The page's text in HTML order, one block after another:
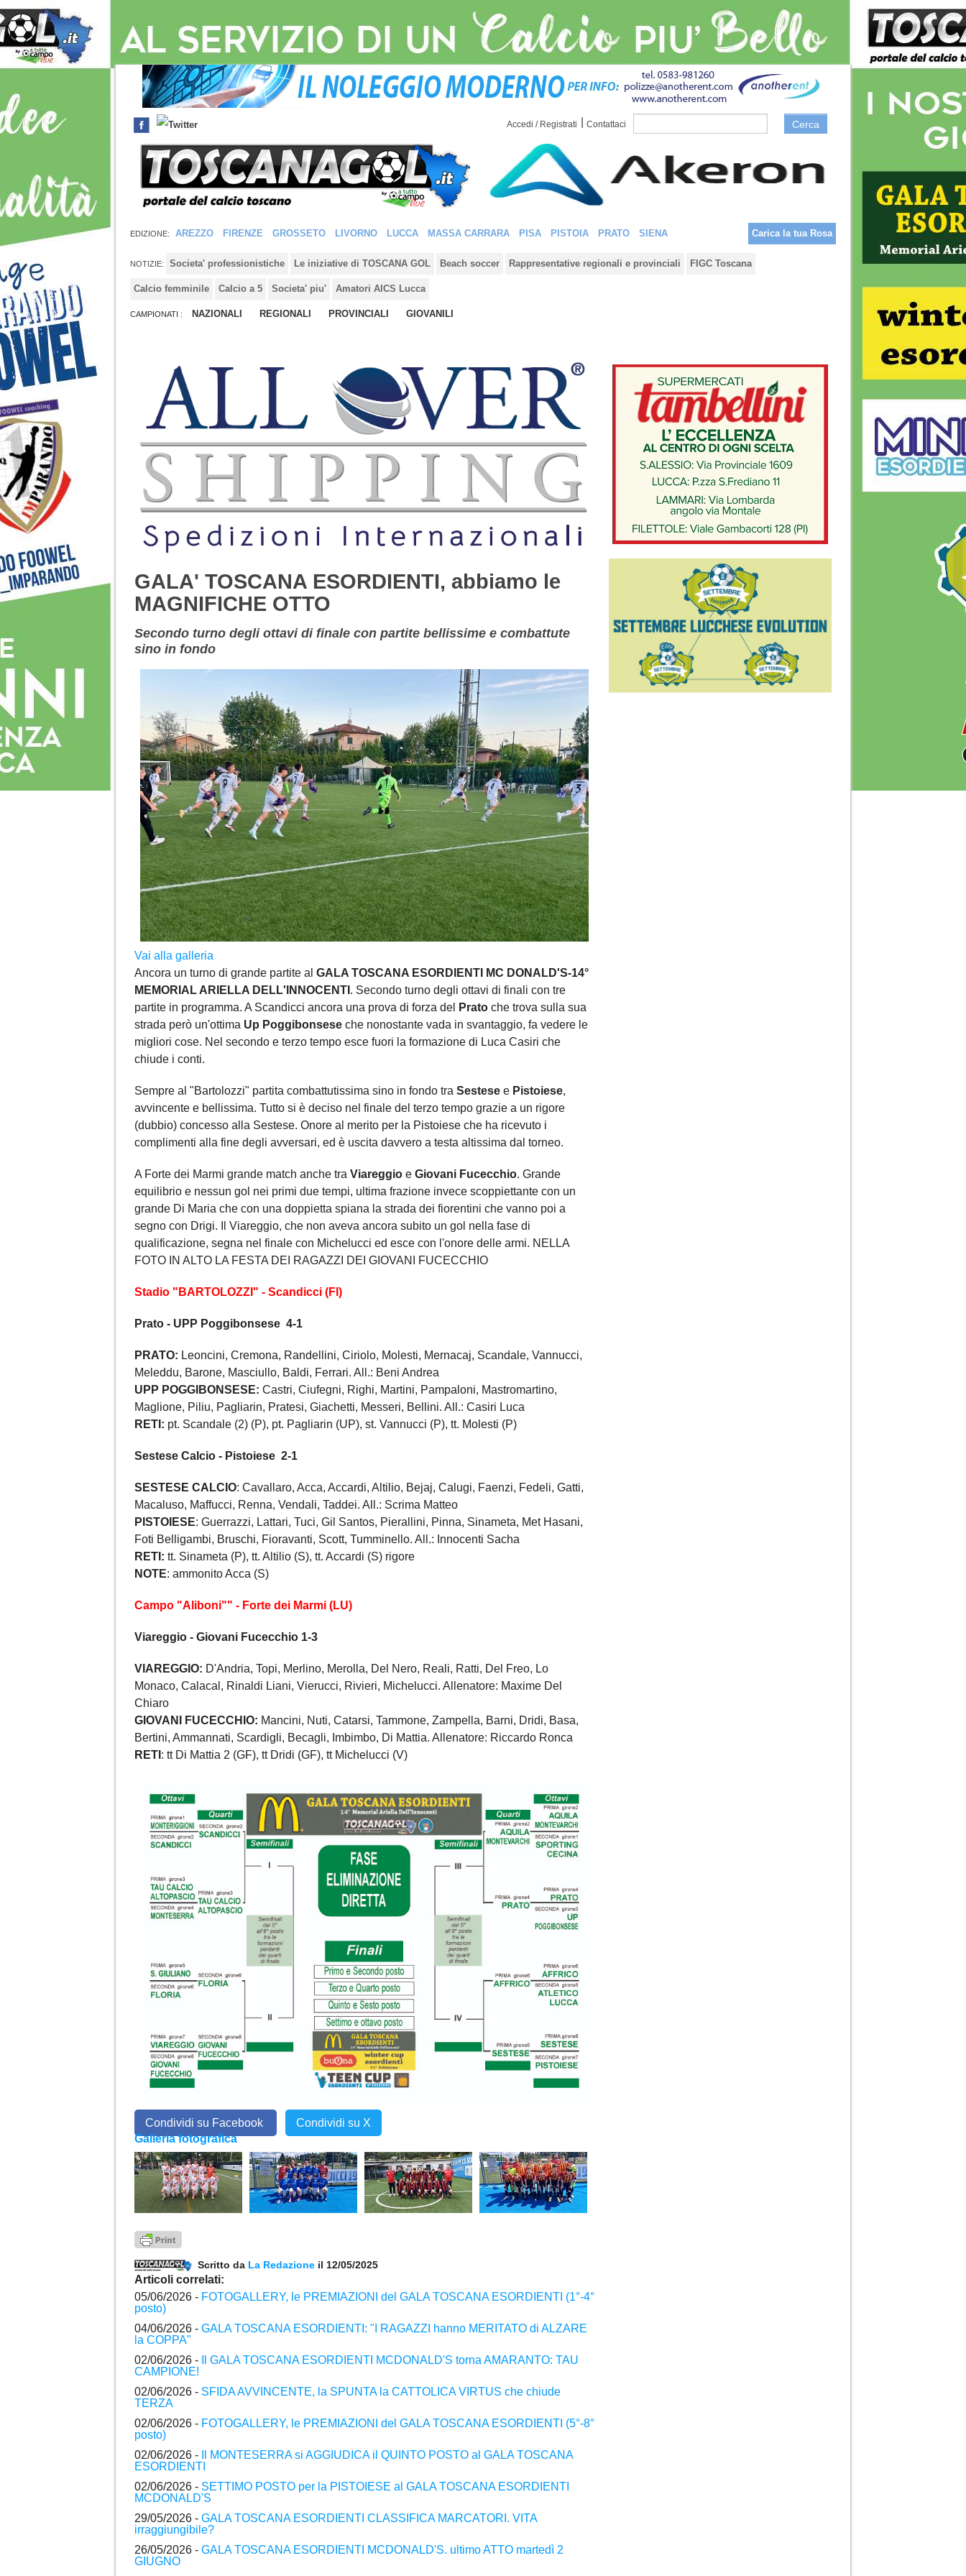
Accedi / Registrati Contattaci Cerca
EDIZIONE: AREZZO FIRENZE GROSSETO LIVORNO LUCCA MASSA CARRARA PISA PISTOIA PRATO SIENA Carica la tua Rosa
NOTIZIE: Societa' professionistiche Le iniziative di TOSCANA GOL Beach soccer Rappresentative regionali e provinciali FIGC Toscana
Calcio femminile Calcio a 5 Societa' piu' Amatori AICS Lucca
CAMPIONATI : NAZIONALI REGIONALI PROVINCIALI GIOVANILI
GALA' TOSCANA ESORDIENTI, abbiamo le
MAGNIFICHE OTTO
Secondo turno degli ottavi di finale con partite bellissime e combattute
sino in fondo
Vai alla galleria
Ancora un turno di grande partite al GALA TOSCANA ESORDIENTI MC DONALD'S-14°
MEMORIAL ARIELLA DELL'INNOCENTI . Secondo turno degli ottavi di finali con tre
partite in programma. A Scandicci ancora una prova di forza del
Prato che trova sulla sua
strada però un'ottima Up Poggibonsese che nonostante vada in svantaggio, fa vedere le
migliori cose. Nel secondo e terzo tempo esce fuori la formazione di Luca Casiri che
chiude i conti.
Sempre al "Bartolozzi" partita combattutissima sino in fondo tra Sestese e Pistoiese,
avvincente e bellissima. Tutto si è deciso nel finale del terzo tempo grazie a un rigore
(dubbio) concesso alla Sestese. Onore al merito per la Pistoiese che ha ricevuto i
complimenti alla fine degli avversari, ed è uscita davvero a testa altissima dal torneo.
A Forte dei Marmi grande match anche tra Viareggio e Giovani Fucecchio. Grande
equilibrio e nessun gol nei primi due tempi, ultima frazione invece scoppiettante con un
grande Di Maria che con una doppietta spiana la strada dei fiorentini che vanno poi a
segno con Drigi. Il Viareggio, che non aveva ancora subito un gol nella fase di
qualificazione, segna nel finale con Michelucci ed esce con l'onore delle armi. NELLA
FOTO IN ALTO LA FESTA DEI RAGAZZI DEI GIOVANI FUCECCHIO
Stadio "BARTOLOZZI" - Scandicci (FI)
Prato - UPP Poggibonsese 4-1
PRATO: Leoncini, Cremona, Randellini, Ciriolo, Molesti, Mernacaj, Scandale, Vannucci,
Meleddu, Barone, Masciullo, Baldi, Ferrari. All.: Beni Andrea
UPP POGGIBONSESE: Castri, Ciufegni, Righi, Martini, Pampaloni, Mastromartino,
Maglione, Piliu, Pagliarin, Pratesi, Giachetti, Messeri, Bellini. All.: Casiri Luca
RETI: pt. Scandale (2) (P), pt. Pagliarin (UP), st. Vannucci (P), tt. Molesti (P)
Sestese Calcio - Pistoiese 2-1
SESTESE CALCIO: Cavallaro, Acca, Accardi, Altilio, Bejaj, Calugi, Faenzi, Fedeli, Gatti,
Macaluso, Maffucci, Renna, Vendali, Taddei. All.: Scrima Matteo
PISTOIESE: Guerrazzi, Lattari, Tuci, Gil Santos, Pierallini, Pinna, Sinameta, Met Hasani,
Foti Belligambi, Bruschi, Fioravanti, Scott, Tumminello. All.: Innocenti Sacha
RETI: tt. Sinameta (P), tt. Altilio (S), tt. Accardi (S) rigore
NOTE: ammonito Acca (S)
Campo "Aliboni"" - Forte dei Marmi (LU)
Viareggio - Giovani Fucecchio 1-3
VIAREGGIO: D'Andria, Topi, Merlino, Merolla, Del Nero, Reali, Ratti, Del Freo, Lo
Monaco, Calacal, Rinaldi Liani, Vierucci, Rivieri, Michelucci. Allenatore: Maxime Del
Chiaro
GIOVANI FUCECCHIO: Mancini, Nuti, Catarsi, Tammone, Zampella, Barni, Dridi, Basa,
Bertini, Ammannati, Scardigli, Becagli, Imbimbo, Di Mattia. Allenatore: Riccardo Ronca
RETI : tt Di Mattia 2 (GF), tt Dridi (GF), tt Michelucci (V)
Condividi su Facebook
Condividi su X
Galleria fotografica
Scritto da La Redazione il 12/05/2025
Articoli correlati:
05/06/2026 - FOTOGALLERY, le PREMIAZIONI del GALA TOSCANA ESORDIENTI (1°-4°
posto)
04/06/2026 - GALA TOSCANA ESORDIENTI: "I RAGAZZI hanno MERITATO di ALZARE
la COPPA"
02/06/2026 -
Il GALA TOSCANA ESORDIENTI MCDONALD'S torna AMARANTO: TAU
CAMPIONE!
02/06/2026 - SFIDA AVVINCENTE, la SPUNTA la CATTOLICA VIRTUS che chiude
TERZA
02/06/2026 - FOTOGALLERY, le PREMIAZIONI del GALA TOSCANA ESORDIENTI (5°-8°
posto)
02/06/2026 -
Il MONTESERRA si AGGIUDICA il QUINTO POSTO al GALA TOSCANA
ESORDIENTI
02/06/2026 - SETTIMO POSTO per la PISTOIESE al GALA TOSCANA ESORDIENTI
MCDONALD'S
29/05/2026 - GALA TOSCANA ESORDIENTI CLASSIFICA MARCATORI. VITA
irraggiungibile?
26/05/2026 - GALA TOSCANA ESORDIENTI MCDONALD'S. ultimo ATTO martedì 2
GIUGNO